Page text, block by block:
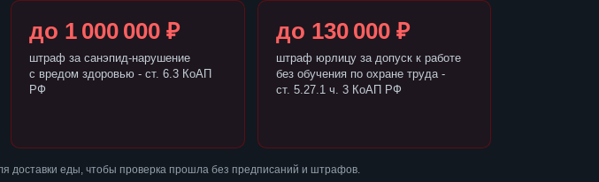
до 1 000 000 ₽
штраф за санэпид-нарушение
с вредом здоровью - ст. 6.3 КоАП
РФ
до 130 000 ₽
штраф юрлицу за допуск к работе
без обучения по охране труда -
ст. 5.27.1 ч. 3 КоАП РФ
доставки еды, чтобы проверка прошла без предписаний и штрафов.